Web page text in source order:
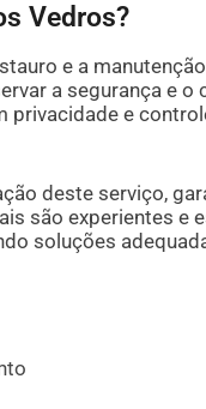
Vedros?
e a
a segurança e
e
deste serviço,
são experientes e
soluções